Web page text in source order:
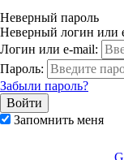
Неверный пароль
Неверный логин или
Логин или e-mail:
Пароль:
Забыли пароль?
Запомнить меня